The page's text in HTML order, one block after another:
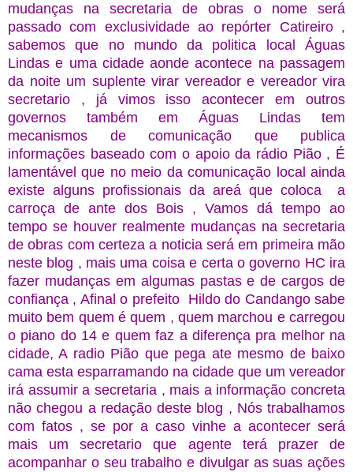
mudanças na secretaria de obras o nome será
passado com exclusividade ao repórter Catireiro ,
sabemos que no mundo da politica local Águas
Lindas e uma cidade aonde acontece na passagem
da noite um suplente virar vereador e vereador vira
secretario , já vimos isso acontecer em outros
governos também em Águas Lindas tem
mecanismos de comunicação que publica
informações baseado com o apoio da rádio Pião , É
lamentável que no meio da comunicação local ainda
existe alguns profissionais da areá que coloca a
carroça de ante dos Bois , Vamos dá tempo ao
tempo se houver realmente mudanças na secretaria
de obras com certeza a noticia será em primeira mão
neste blog , mais uma coisa e certa o governo HC ira
fazer mudanças em algumas pastas e de cargos de
confiança , Afinal o prefeito Hildo do Candango sabe
muito bem quem é quem , quem marchou e carregou
o piano do 14 e quem faz a diferença pra melhor na
cidade, A radio Pião que pega ate mesmo de baixo
cama esta esparramando na cidade que um vereador
irá assumir a secretaria , mais a informação concreta
não chegou a redação deste blog , Nós trabalhamos
com fatos , se por a caso vinhe a acontecer será
mais um secretario que agente terá prazer de
acompanhar o seu trabalho e divulgar as suas ações